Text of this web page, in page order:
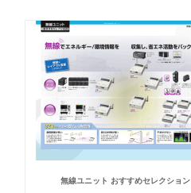
無線ユニット おすすめセレクション